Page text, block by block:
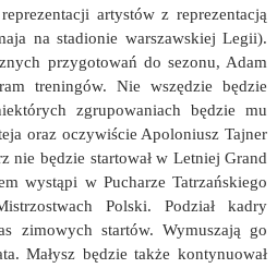
artystów z reprezentacją
na stadionie warszawskiej Legii).
przygotowań do sezonu, Adam
treningów. Nie wszędzie będzie
zgrupowaniach będzie mu
oraz oczywiście Apoloniusz Tajner
nie będzie startował w Letniej Grand
wystąpi w Pucharze Tatrzańskiego
Polski. Podział kadry
zimowych startów. Wymuszają go
Małysz będzie także kontynuował